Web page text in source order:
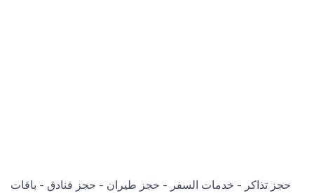
حجز تذاكر - خدمات السفر - حجز طيران - حجز فنادق - باقات